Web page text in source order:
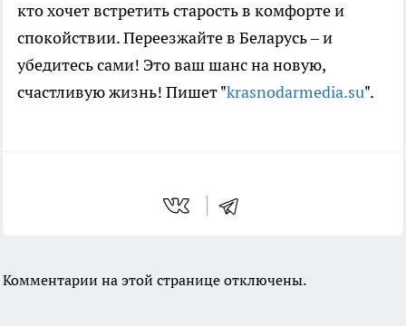
кто хочет встретить старость в комфорте и
спокойствии. Переезжайте в Беларусь – и
убедитесь сами! Это ваш шанс на новую,
счастливую жизнь! Пишет "krasnodarmedia.su".
Комментарии на этой странице отключены.